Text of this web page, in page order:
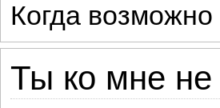
Когда
Ты ко мне